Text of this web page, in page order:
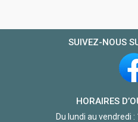
SUIVEZ-NOUS
HORAIRES
Du lundi au vendredi